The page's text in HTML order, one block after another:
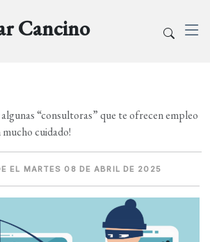
Cancino
“consultoras” que te ofrecen empleo
cuidado!
EL MARTES 08 DE ABRIL DE 2025